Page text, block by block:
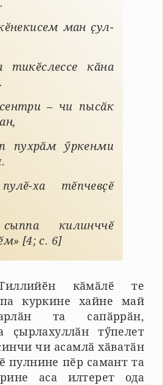
ман ҫул-
тикӗслессе кӑна
– чи пысӑк
пухрӑм ӳркенми
ха тӗпчевҫӗ
килинччӗ
[4; с. 6]
кӑмӑлӗ те
куркине хайне май
та сапӑррӑн,
ҫырлахуллӑн тӳпелет
чи асамлӑ хӑватӑн
пулнине пӗр самант та
аса илтерет ода